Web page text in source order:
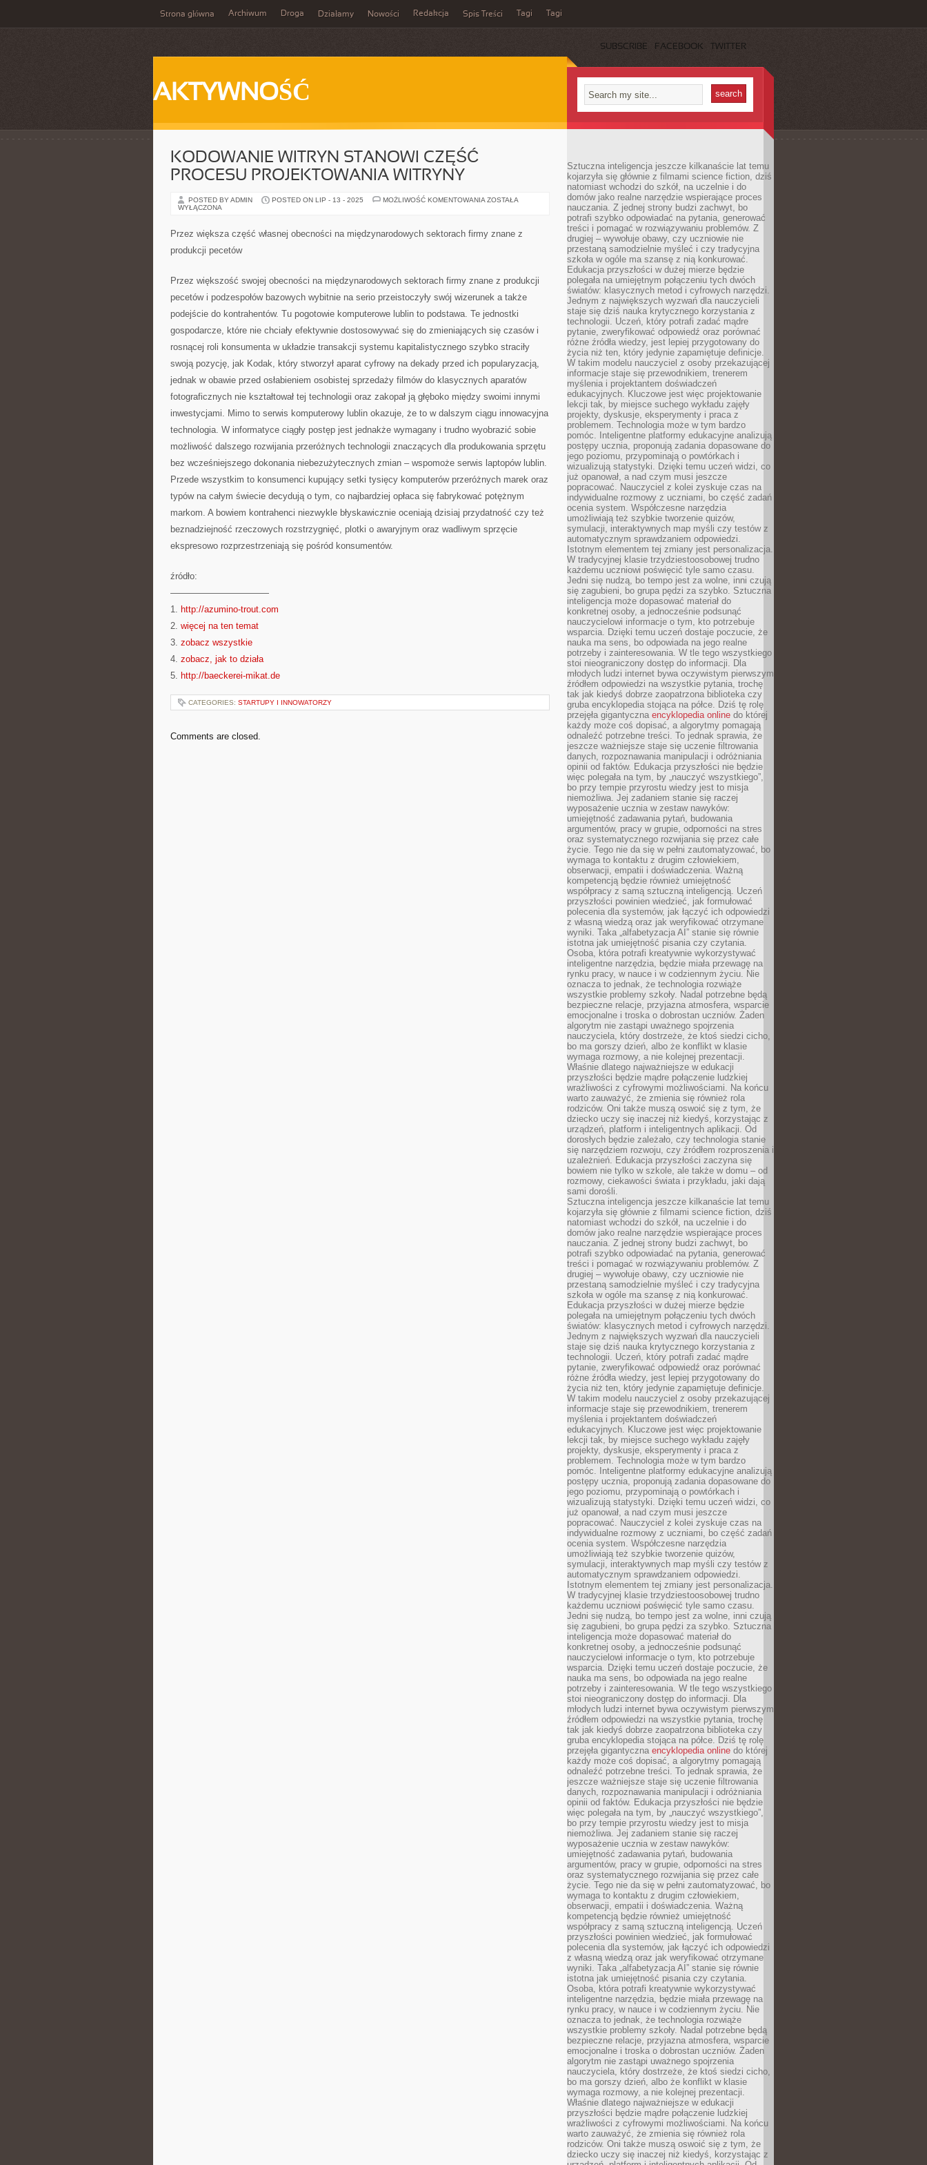
Strona główna Archiwum Droga Działamy Nowości Redakcja Spis Treści Tagi Tagi
SUBSCRIBE FACEBOOK TWITTER
AKTYWNOŚĆ
KODOWANIE WITRYN STANOWI CZĘŚĆ
PROCESU PROJEKTOWANIA WITRYNY
POSTED BY ADMIN POSTED ON LIP - 13 - 2025 MOŻLIWOŚĆ KOMENTOWANIA KODOWANIE
PROJEKTOWANIA
ZOSTAŁA
WYŁĄCZONA
Przez większa część własnej obecności na międzynarodowych sektorach firmy znane z
produkcji pecetów
Przez większość swojej obecności na międzynarodowych sektorach firmy znane z produkcji
pecetów i podzespołów bazowych wybitnie na serio przeistoczyły swój wizerunek a także
podejście do kontrahentów. Tu pogotowie komputerowe lublin to podstawa. Te jednostki
gospodarcze, które nie chciały efektywnie dostosowywać się do zmieniających się czasów i
rosnącej roli konsumenta w układzie transakcji systemu kapitalistycznego szybko straciły
swoją pozycję, jak Kodak, który stworzył aparat cyfrowy na dekady przed ich popularyzacją,
jednak w obawie przed osłabieniem osobistej sprzedaży filmów do klasycznych aparatów
fotograficznych nie kształtował tej technologii oraz zakopał ją głęboko między swoimi innymi
inwestycjami. Mimo to serwis komputerowy lublin okazuje, że to w dalszym ciągu innowacyjna
technologia. W informatyce ciągły postęp jest jednakże wymagany i trudno wyobrazić sobie
możliwość dalszego rozwijania przeróżnych technologii znaczących dla produkowania sprzętu
bez wcześniejszego dokonania niebezużytecznych zmian – wspomoże serwis laptopów lublin.
Przede wszystkim to konsumenci kupujący setki tysięcy komputerów przeróżnych marek oraz
typów na całym świecie decydują o tym, co najbardziej opłaca się fabrykować potężnym
markom. A bowiem kontrahenci niezwykle błyskawicznie oceniają dzisiaj przydatność czy też
beznadziejność rzeczowych rozstrzygnięć, plotki o awaryjnym oraz wadliwym sprzęcie
ekspresowo rozprzestrzeniają się pośród konsumentów.
źródło:
———————————
1. http://azumino-trout.com
2. więcej na ten temat
3. zobacz wszystkie
4. zobacz, jak to działa
5. http://baeckerei-mikat.de
CATEGORIES: STARTUPY I INNOWATORZY
Comments are closed.
Sztuczna inteligencja jeszcze kilkanaście lat temu
kojarzyła się głównie z filmami science fiction, dziś
natomiast wchodzi do szkół, na uczelnie i do
domów jako realne narzędzie wspierające proces
nauczania. Z jednej strony budzi zachwyt, bo
potrafi szybko odpowiadać na pytania, generować
treści i pomagać w rozwiązywaniu problemów. Z
drugiej – wywołuje obawy, czy uczniowie nie
przestaną samodzielnie myśleć i czy tradycyjna
szkoła w ogóle ma szansę z nią konkurować.
Edukacja przyszłości w dużej mierze będzie
polegała na umiejętnym połączeniu tych dwóch
światów: klasycznych metod i cyfrowych narzędzi.
Jednym z największych wyzwań dla nauczycieli
staje się dziś nauka krytycznego korzystania z
technologii. Uczeń, który potrafi zadać mądre
pytanie, zweryfikować odpowiedź oraz porównać
różne źródła wiedzy, jest lepiej przygotowany do
życia niż ten, który jedynie zapamiętuje definicje.
W takim modelu nauczyciel z osoby przekazującej
informacje staje się przewodnikiem, trenerem
myślenia i projektantem doświadczeń
edukacyjnych. Kluczowe jest więc projektowanie
lekcji tak, by miejsce suchego wykładu zajęły
projekty, dyskusje, eksperymenty i praca z
problemem. Technologia może w tym bardzo
pomóc. Inteligentne platformy edukacyjne analizują
postępy ucznia, proponują zadania dopasowane do
jego poziomu, przypominają o powtórkach i
wizualizują statystyki. Dzięki temu uczeń widzi, co
już opanował, a nad czym musi jeszcze
popracować. Nauczyciel z kolei zyskuje czas na
indywidualne rozmowy z uczniami, bo część zadań
ocenia system. Współczesne narzędzia
umożliwiają też szybkie tworzenie quizów,
symulacji, interaktywnych map myśli czy testów z
automatycznym sprawdzaniem odpowiedzi.
Istotnym elementem tej zmiany jest personalizacja.
W tradycyjnej klasie trzydziestoosobowej trudno
każdemu uczniowi poświęcić tyle samo czasu.
Jedni się nudzą, bo tempo jest za wolne, inni czują
się zagubieni, bo grupa pędzi za szybko. Sztuczna
inteligencja może dopasować materiał do
konkretnej osoby, a jednocześnie podsunąć
nauczycielowi informacje o tym, kto potrzebuje
wsparcia. Dzięki temu uczeń dostaje poczucie, że
nauka ma sens, bo odpowiada na jego realne
potrzeby i zainteresowania. W tle tego wszystkiego
stoi nieograniczony dostęp do informacji. Dla
młodych ludzi internet bywa oczywistym pierwszym
źródłem odpowiedzi na wszystkie pytania, trochę
tak jak kiedyś dobrze zaopatrzona biblioteka czy
gruba encyklopedia stojąca na półce. Dziś tę rolę
przejęła gigantyczna encyklopedia online do której
każdy może coś dopisać, a algorytmy pomagają
odnaleźć potrzebne treści. To jednak sprawia, że
jeszcze ważniejsze staje się uczenie filtrowania
danych, rozpoznawania manipulacji i odróżniania
opinii od faktów. Edukacja przyszłości nie będzie
więc polegała na tym, by „nauczyć wszystkiego”,
bo przy tempie przyrostu wiedzy jest to misja
niemożliwa. Jej zadaniem stanie się raczej
wyposażenie ucznia w zestaw nawyków:
umiejętność zadawania pytań, budowania
argumentów, pracy w grupie, odporności na stres
oraz systematycznego rozwijania się przez całe
życie. Tego nie da się w pełni zautomatyzować, bo
wymaga to kontaktu z drugim człowiekiem,
obserwacji, empatii i doświadczenia. Ważną
kompetencją będzie również umiejętność
współpracy z samą sztuczną inteligencją. Uczeń
przyszłości powinien wiedzieć, jak formułować
polecenia dla systemów, jak łączyć ich odpowiedzi
z własną wiedzą oraz jak weryfikować otrzymane
wyniki. Taka „alfabetyzacja AI” stanie się równie
istotna jak umiejętność pisania czy czytania.
Osoba, która potrafi kreatywnie wykorzystywać
inteligentne narzędzia, będzie miała przewagę na
rynku pracy, w nauce i w codziennym życiu. Nie
oznacza to jednak, że technologia rozwiąże
wszystkie problemy szkoły. Nadal potrzebne będą
bezpieczne relacje, przyjazna atmosfera, wsparcie
emocjonalne i troska o dobrostan uczniów. Żaden
algorytm nie zastąpi uważnego spojrzenia
nauczyciela, który dostrzeże, że ktoś siedzi cicho,
bo ma gorszy dzień, albo że konflikt w klasie
wymaga rozmowy, a nie kolejnej prezentacji.
Właśnie dlatego najważniejsze w edukacji
przyszłości będzie mądre połączenie ludzkiej
wrażliwości z cyfrowymi możliwościami. Na końcu
warto zauważyć, że zmienia się również rola
rodziców. Oni także muszą oswoić się z tym, że
dziecko uczy się inaczej niż kiedyś, korzystając z
urządzeń, platform i inteligentnych aplikacji. Od
dorosłych będzie zależało, czy technologia stanie
się narzędziem rozwoju, czy źródłem rozproszenia i
uzależnień. Edukacja przyszłości zaczyna się
bowiem nie tylko w szkole, ale także w domu – od
rozmowy, ciekawości świata i przykładu, jaki dają
sami dorośli.
Sztuczna inteligencja jeszcze kilkanaście lat temu
kojarzyła się głównie z filmami science fiction, dziś
natomiast wchodzi do szkół, na uczelnie i do
domów jako realne narzędzie wspierające proces
nauczania. Z jednej strony budzi zachwyt, bo
potrafi szybko odpowiadać na pytania, generować
treści i pomagać w rozwiązywaniu problemów. Z
drugiej – wywołuje obawy, czy uczniowie nie
przestaną samodzielnie myśleć i czy tradycyjna
szkoła w ogóle ma szansę z nią konkurować.
Edukacja przyszłości w dużej mierze będzie
polegała na umiejętnym połączeniu tych dwóch
światów: klasycznych metod i cyfrowych narzędzi.
Jednym z największych wyzwań dla nauczycieli
staje się dziś nauka krytycznego korzystania z
technologii. Uczeń, który potrafi zadać mądre
pytanie, zweryfikować odpowiedź oraz porównać
różne źródła wiedzy, jest lepiej przygotowany do
życia niż ten, który jedynie zapamiętuje definicje.
W takim modelu nauczyciel z osoby przekazującej
informacje staje się przewodnikiem, trenerem
myślenia i projektantem doświadczeń
edukacyjnych. Kluczowe jest więc projektowanie
lekcji tak, by miejsce suchego wykładu zajęły
projekty, dyskusje, eksperymenty i praca z
problemem. Technologia może w tym bardzo
pomóc. Inteligentne platformy edukacyjne analizują
postępy ucznia, proponują zadania dopasowane do
jego poziomu, przypominają o powtórkach i
wizualizują statystyki. Dzięki temu uczeń widzi, co
już opanował, a nad czym musi jeszcze
popracować. Nauczyciel z kolei zyskuje czas na
indywidualne rozmowy z uczniami, bo część zadań
ocenia system. Współczesne narzędzia
umożliwiają też szybkie tworzenie quizów,
symulacji, interaktywnych map myśli czy testów z
automatycznym sprawdzaniem odpowiedzi.
Istotnym elementem tej zmiany jest personalizacja.
W tradycyjnej klasie trzydziestoosobowej trudno
każdemu uczniowi poświęcić tyle samo czasu.
Jedni się nudzą, bo tempo jest za wolne, inni czują
się zagubieni, bo grupa pędzi za szybko. Sztuczna
inteligencja może dopasować materiał do
konkretnej osoby, a jednocześnie podsunąć
nauczycielowi informacje o tym, kto potrzebuje
wsparcia. Dzięki temu uczeń dostaje poczucie, że
nauka ma sens, bo odpowiada na jego realne
potrzeby i zainteresowania. W tle tego wszystkiego
stoi nieograniczony dostęp do informacji. Dla
młodych ludzi internet bywa oczywistym pierwszym
źródłem odpowiedzi na wszystkie pytania, trochę
tak jak kiedyś dobrze zaopatrzona biblioteka czy
gruba encyklopedia stojąca na półce. Dziś tę rolę
przejęła gigantyczna encyklopedia online do której
każdy może coś dopisać, a algorytmy pomagają
odnaleźć potrzebne treści. To jednak sprawia, że
jeszcze ważniejsze staje się uczenie filtrowania
danych, rozpoznawania manipulacji i odróżniania
opinii od faktów. Edukacja przyszłości nie będzie
więc polegała na tym, by „nauczyć wszystkiego”,
bo przy tempie przyrostu wiedzy jest to misja
niemożliwa. Jej zadaniem stanie się raczej
wyposażenie ucznia w zestaw nawyków:
umiejętność zadawania pytań, budowania
argumentów, pracy w grupie, odporności na stres
oraz systematycznego rozwijania się przez całe
życie. Tego nie da się w pełni zautomatyzować, bo
wymaga to kontaktu z drugim człowiekiem,
obserwacji, empatii i doświadczenia. Ważną
kompetencją będzie również umiejętność
współpracy z samą sztuczną inteligencją. Uczeń
przyszłości powinien wiedzieć, jak formułować
polecenia dla systemów, jak łączyć ich odpowiedzi
z własną wiedzą oraz jak weryfikować otrzymane
wyniki. Taka „alfabetyzacja AI” stanie się równie
istotna jak umiejętność pisania czy czytania.
Osoba, która potrafi kreatywnie wykorzystywać
inteligentne narzędzia, będzie miała przewagę na
rynku pracy, w nauce i w codziennym życiu. Nie
oznacza to jednak, że technologia rozwiąże
wszystkie problemy szkoły. Nadal potrzebne będą
bezpieczne relacje, przyjazna atmosfera, wsparcie
emocjonalne i troska o dobrostan uczniów. Żaden
algorytm nie zastąpi uważnego spojrzenia
nauczyciela, który dostrzeże, że ktoś siedzi cicho,
bo ma gorszy dzień, albo że konflikt w klasie
wymaga rozmowy, a nie kolejnej prezentacji.
Właśnie dlatego najważniejsze w edukacji
przyszłości będzie mądre połączenie ludzkiej
wrażliwości z cyfrowymi możliwościami. Na końcu
warto zauważyć, że zmienia się również rola
rodziców. Oni także muszą oswoić się z tym, że
dziecko uczy się inaczej niż kiedyś, korzystając z